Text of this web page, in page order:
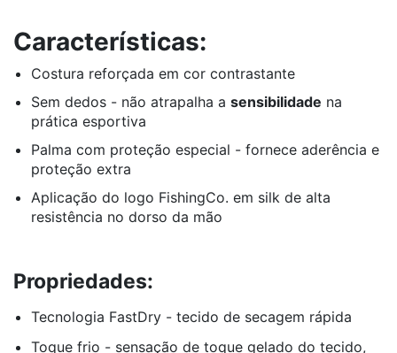
Características:
Costura reforçada em cor contrastante
Sem dedos - não atrapalha a sensibilidade na
prática esportiva
Palma com proteção especial - fornece aderência e
proteção extra
Aplicação do logo FishingCo. em silk de alta
resistência no dorso da mão
Propriedades:
Tecnologia FastDry - tecido de secagem rápida
Toque frio - sensação de toque gelado do tecido,